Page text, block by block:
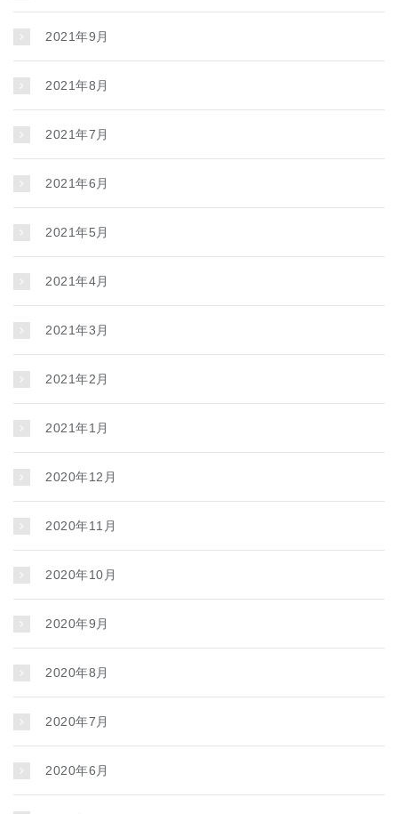
2021年9月
2021年8月
2021年7月
2021年6月
2021年5月
2021年4月
2021年3月
2021年2月
2021年1月
2020年12月
2020年11月
2020年10月
2020年9月
2020年8月
2020年7月
2020年6月